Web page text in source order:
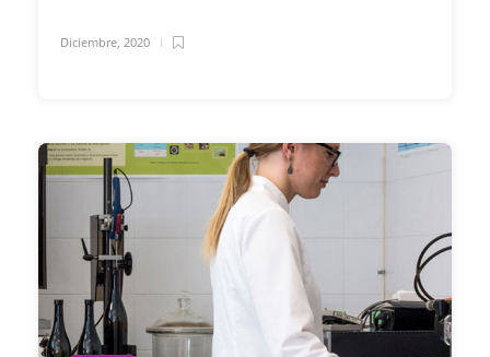
Diciembre, 2020